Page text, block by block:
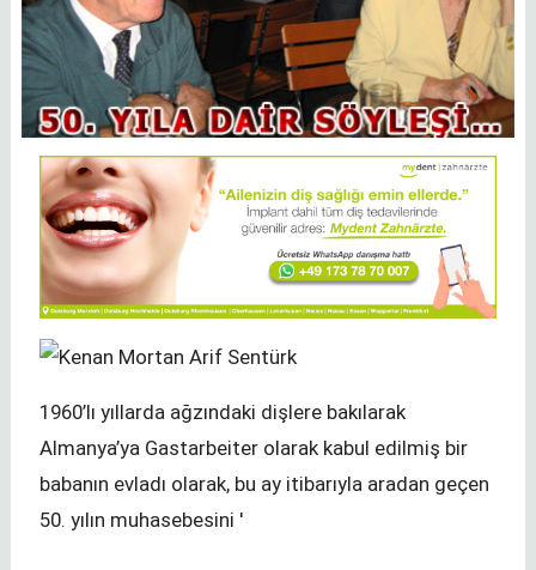
1960’lı yıllarda ağzındaki dişlere bakılarak
Almanya’ya Gastarbeiter olarak kabul edilmiş bir
babanın evladı olarak, bu ay itibarıyla aradan geçen
50. yılın muhasebesini '